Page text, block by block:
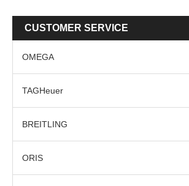
CUSTOMER SERVICE
OMEGA
TAGHeuer
BREITLING
ORIS